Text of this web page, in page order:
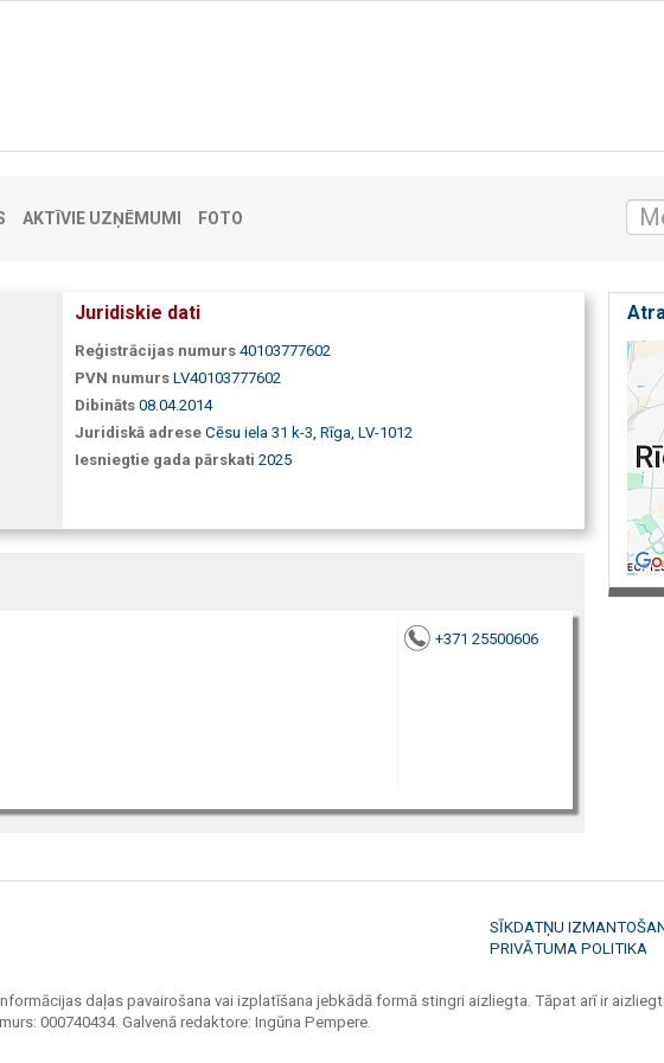
AKTĪVIE UZŅĒMUMI FOTO
Juridiskie dati
Reģistrācijas numurs 40103777602
PVN numurs LV40103777602
Dibināts 08.04.2014
Juridiskā adrese Cēsu iela 31 k-3, Rīga, LV-1012
Iesniegtie gada pārskati 2025
+371 25500606
SĪKDATŅU
PRIVĀTUMA POLITIKA
daļas pavairošana vai izplatīšana jebkādā formā stingri aizliegta. Tāpat arī ir
000740434. Galvenā redaktore: Ingūna Pempere.